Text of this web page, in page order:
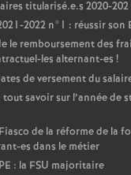
titularisé.e.s 2020-
2022 n°1 : réussir son
le remboursement des
les alternant-es !
de versement du
savoir sur l’année de
de la réforme de la
es dans le métier
: la FSU majoritaire